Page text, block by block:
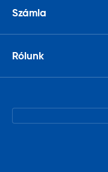
Számla
Rólunk